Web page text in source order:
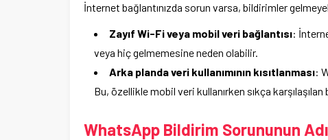
İnternet bağlantınızda sorun varsa, bildirimler
Zayıf Wi-Fi veya mobil veri bağlantısı:
veya hiç gelmemesine neden olabilir.
Arka planda veri kullanımının kısıtlanması:
Bu, özellikle mobil veri kullanırken sıkça karşılaşılan
WhatsApp Bildirim Sorununun